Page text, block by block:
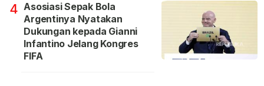
4 Asosiasi Sepak Bola
Argentinya Nyatakan
Dukungan kepada Gianni
Infantino Jelang Kongres
FIFA